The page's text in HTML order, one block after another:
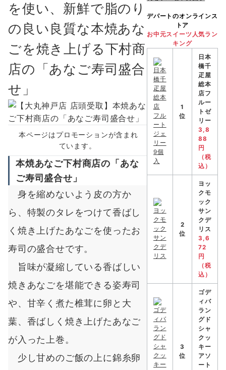
を使い、新鮮で脂のり
の良い良質な本焼あな
ごを焼き上げる下村商
店の「あなご寿司盛合
せ」
本ページはプロモーションが含まれ
ています。
本焼あなご下村商店の「あな
ご寿司盛合せ」
身を縮めないよう皮の方か
ら、特製のタレをつけて香ばし
く焼き上げたあなごを使ったお
寿司の盛合せです。
旨味が凝縮している香ばしい
焼きあなごを堪能できる姿寿司
や、甘辛く煮た椎茸に卵と大
葉、香ばしく焼き上げたあなご
が入った上巻。
少し甘めのご飯の上に錦糸卵
デパートのオンラインス
トア
お中元スイーツ人気ラン
キング
1
位
日本
橋千
疋屋
総本
店フ
ルー
トゼ
リー
3,8
88
円
（税
込）
2
位
ヨッ
クモ
ック
サン
クデ
リス
3,6
72
円
（税
込）
3
位
ゴデ
ィバ
ラン
グド
シャ
クッ
キー
アソ
ート